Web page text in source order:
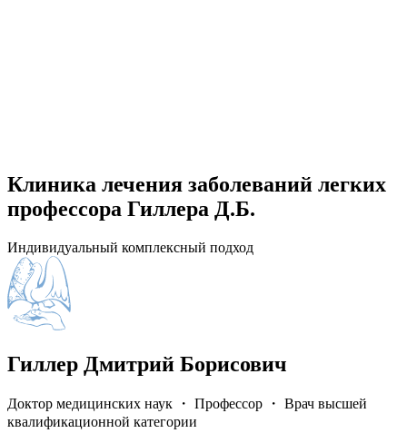
Клиника лечения заболеваний легких
профессора Гиллера Д.Б.
Индивидуальный комплексный подход
Гиллер Дмитрий Борисович
Доктор медицинских наук ・ Профессор ・ Врач высшей
квалификационной категории